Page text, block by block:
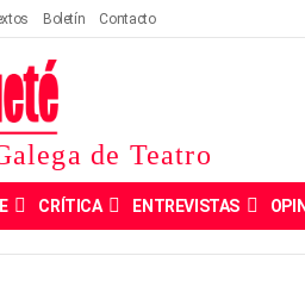
Boletín Contacto
de Teatro
CRÍTICA ENTREVISTAS